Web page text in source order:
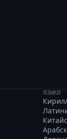
ЯЗЫКИ